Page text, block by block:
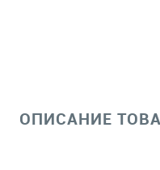
ОПИСАНИЕ